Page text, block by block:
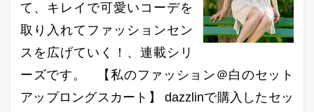
て、キレイで可愛いコーデを
取り入れてファッションセン
スを広げていく！、連載シリ
ーズです。 【私のファッション＠白のセット
アップロングスカート】 dazzlinで購入したセッ